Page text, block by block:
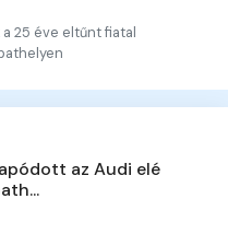
25 éve eltűnt fiatal
az Audi elé